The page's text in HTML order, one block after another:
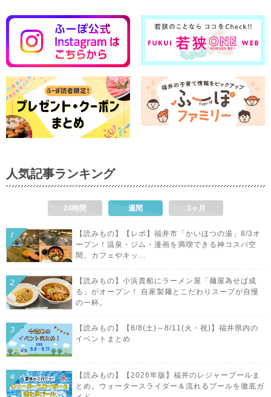
人気記事ランキング
24時間 週間 3ヶ月
【読みもの】【レポ】福井市「かいほつの湯」8/3オ
ープン！温泉・ジム・漫画を満喫できる神コスパ空
間。カフェやキッ...
【読みもの】小浜貴船にラーメン屋「麺屋為せば成
る」がオープン！ 自家製麺とこだわりスープが自慢
の一杯。
【読みもの】【8/8(土)～8/11(火・祝)】福井県内の
イベントまとめ
【読みもの】【2026年版】福井のレジャープールま
とめ。ウォータースライダー＆流れるプールを徹底ガ